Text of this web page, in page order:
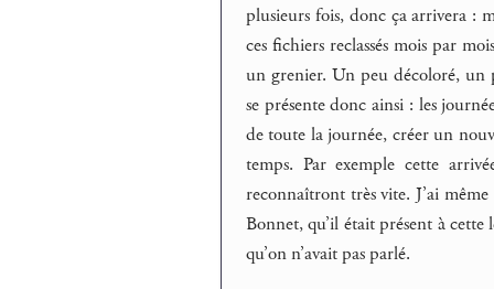
plusieurs fois, donc ça arrivera :
ces fichiers reclassés mois par
un grenier. Un peu décoloré, un
se présente donc ainsi : les
de toute la journée, créer un
temps. Par exemple cette
reconnaîtront très vite. J’ai
Bonnet, qu’il était présent à cette
qu’on n’avait pas parlé.